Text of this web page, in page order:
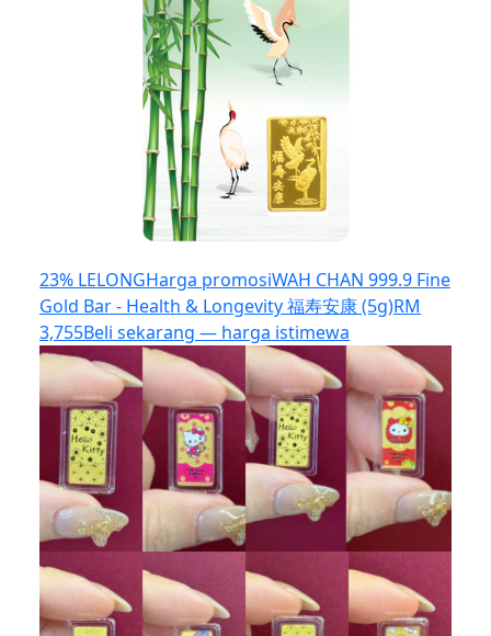
23% LELONGHarga promosiWAH CHAN 999.9 Fine
Gold Bar - Health & Longevity 福寿安康 (5g)RM
3,755Beli sekarang — harga istimewa